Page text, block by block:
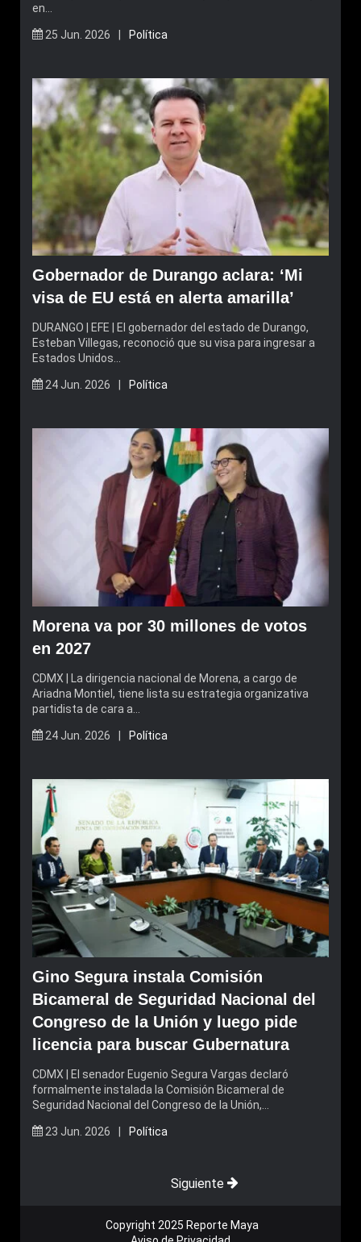
en…
25 Jun. 2026 | Política
Gobernador de Durango aclara: ‘Mi
visa de EU está en alerta amarilla’
DURANGO | EFE | El gobernador del estado de Durango,
Esteban Villegas, reconoció que su visa para ingresar a
Estados Unidos…
24 Jun. 2026 | Política
Morena va por 30 millones de votos
en 2027
CDMX | La dirigencia nacional de Morena, a cargo de
Ariadna Montiel, tiene lista su estrategia organizativa
partidista de cara a…
24 Jun. 2026 | Política
Gino Segura instala Comisión
Bicameral de Seguridad Nacional del
Congreso de la Unión y luego pide
licencia para buscar Gubernatura
CDMX | El senador Eugenio Segura Vargas declaró
formalmente instalada la Comisión Bicameral de
Seguridad Nacional del Congreso de la Unión,…
23 Jun. 2026 | Política
Siguiente
Copyright 2025 Reporte Maya